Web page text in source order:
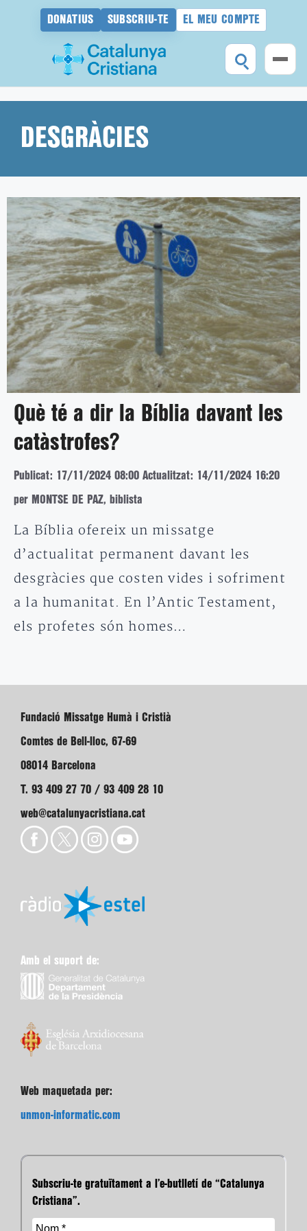
DONATIUS SUBSCRIU-TE EL MEU COMPTE
contingutDESGRÀCIES
Què té a dir la Bíblia davant les
catàstrofes?
Publicat: 17/11/2024 08:00 Actualitzat: 14/11/2024 16:20
per MONTSE DE PAZ, biblista
La Bíblia ofereix un missatge
d’actualitat permanent davant les
desgràcies que costen vides i sofriment
a la humanitat. En l’Antic Testament,
els profetes són homes…
Fundació Missatge Humà i Cristià
Comtes de Bell-lloc, 67-69
08014 Barcelona
T. 93 409 27 70 / 93 409 28 10
web@catalunyacristiana.cat
Amb el suport de:
Web maquetada per:
unmon-informatic.com
Subscriu-te gratuïtament a l’e-butlletí de “Catalunya
Cristiana”.